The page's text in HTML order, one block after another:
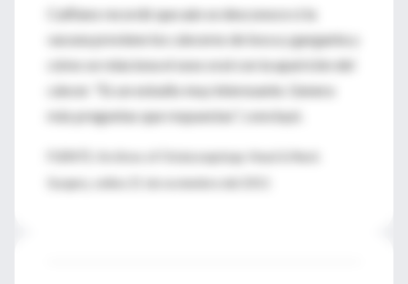
Califano recordó que aún se desconoce si la
vacuna previene los cánceres de boca y garganta y
cómo se relaciona el sexo oral con la aparición del
cáncer. "Es un estudio muy interesante. Genera
más preguntas que respuestas", concluyó.